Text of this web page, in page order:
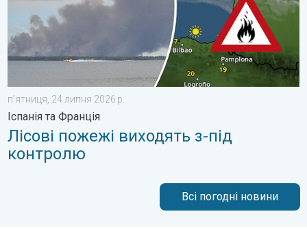
пʼятниця, 24 липня 2026 р.
Іспанія та Франція
Лісові пожежі виходять з-під
контролю
Всі погодні новини